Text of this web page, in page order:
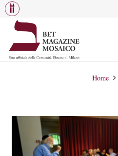
Home